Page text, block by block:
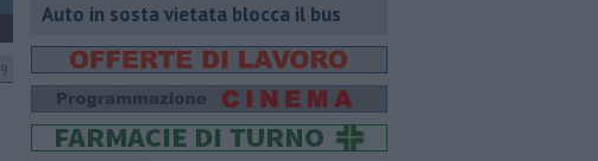
Auto in sosta vietata blocca il bus